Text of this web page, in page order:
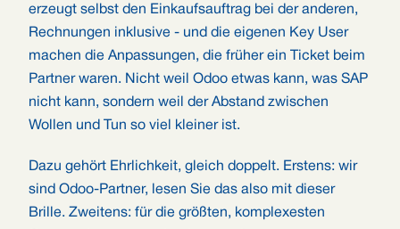
erzeugt selbst den Einkaufsauftrag bei der anderen,
Rechnungen inklusive - und die eigenen Key User
machen die Anpassungen, die früher ein Ticket beim
Partner waren. Nicht weil Odoo etwas kann, was SAP
nicht kann, sondern weil der Abstand zwischen
Wollen und Tun so viel kleiner ist.
Dazu gehört Ehrlichkeit, gleich doppelt. Erstens: wir
sind Odoo-Partner, lesen Sie das also mit dieser
Brille. Zweitens: für die größten, komplexesten